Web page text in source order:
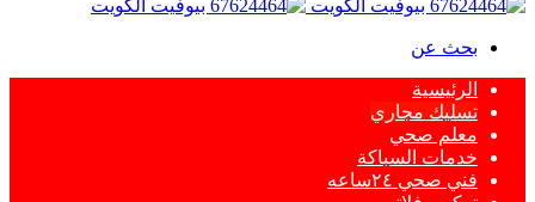
بحث عن
الرئيسية
تسليك مجاري
معلم صحي
خدمات السباكة
فني صحي ٢٤ساعه